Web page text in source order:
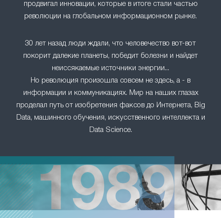
продвигал инновации, которые в итоге стали частью
революции на глобальном информационном рынке.
30 лет назад люди ждали, что человечество вот-вот
покорит далекие планеты, победит болезни и найдет
неиссякаемые источники энергии...
Но революция произошла совсем не здесь, а - в
информации и коммуникациях. Мир на наших глазах
проделал путь от изобретения факсов до Интернета, Big
Data, машинного обучения, искусственного интеллекта и
Data Science.